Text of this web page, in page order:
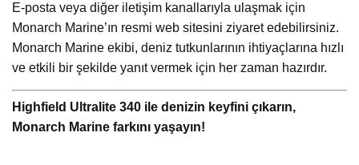
E-posta veya diğer iletişim kanallarıyla ulaşmak için
Monarch Marine’ın resmi web sitesini ziyaret edebilirsiniz.
Monarch Marine ekibi, deniz tutkunlarının ihtiyaçlarına hızlı
ve etkili bir şekilde yanıt vermek için her zaman hazırdır.
Highfield Ultralite 340 ile denizin keyfini çıkarın,
Monarch Marine farkını yaşayın!